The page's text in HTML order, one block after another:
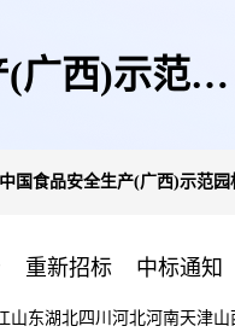
广西)示范园
中国食品安全生产(广西)示范
重新招标 中标通知
山东湖北四川 河北河南天津山